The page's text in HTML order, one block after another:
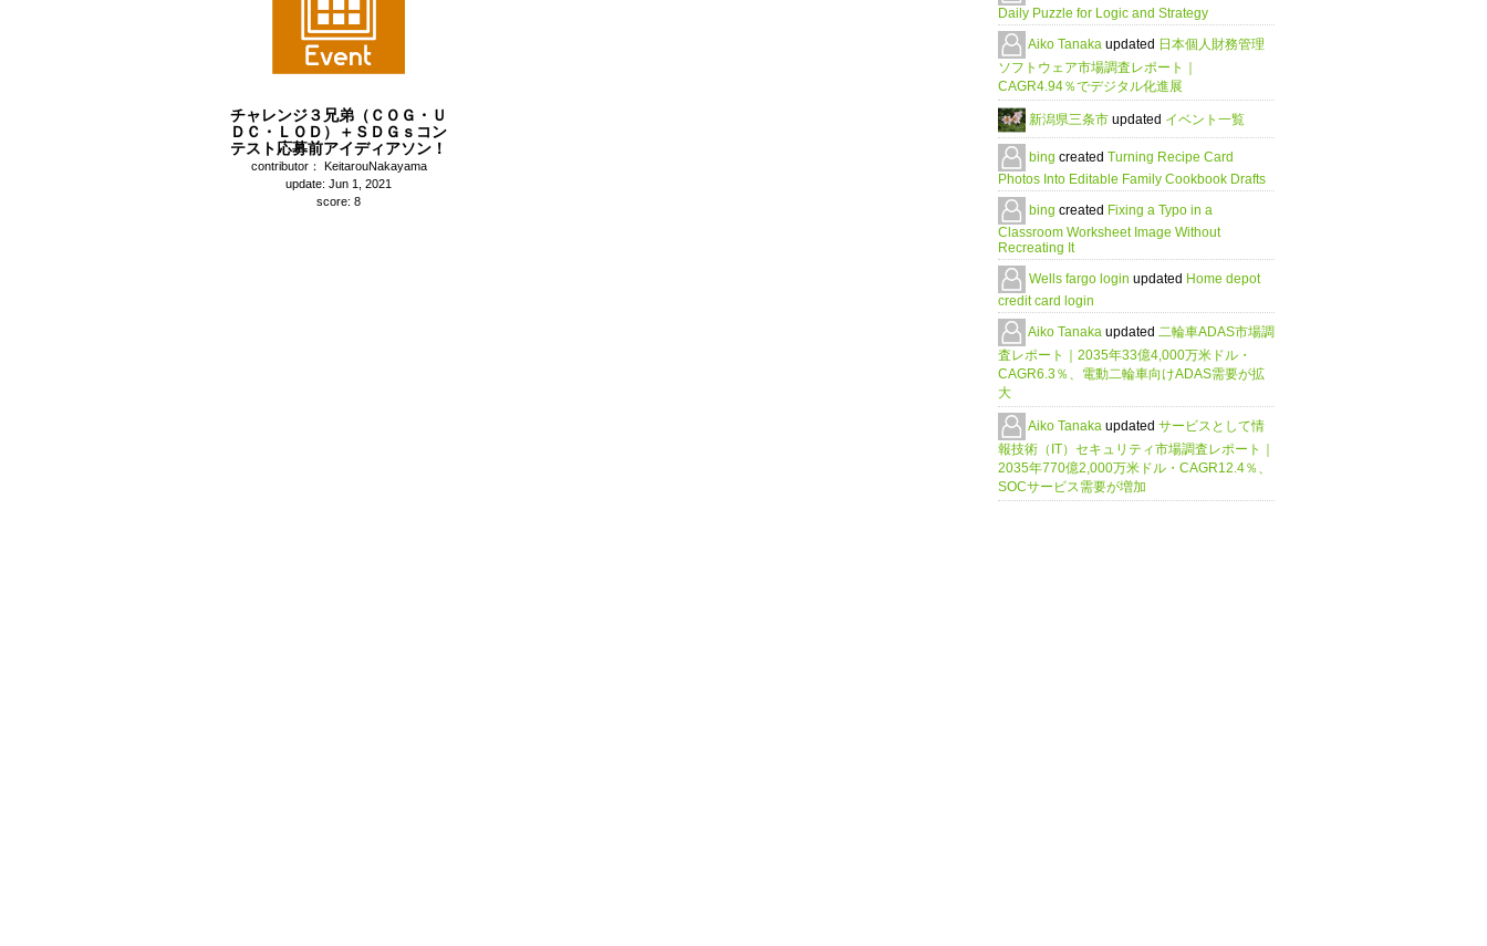
チャレンジ３兄弟（ＣＯＧ・Ｕ
ＤＣ・ＬＯＤ）＋ＳＤＧｓコン
テスト応募前アイディアソン！
contributor： KeitarouNakayama
update: Jun 1, 2021
score: 8
Daily Puzzle for Logic and Strategy
Aiko Tanaka updated 日本個人財務管理
ソフトウェア市場調査レポート｜
CAGR4.94％でデジタル化進展
新潟県三条市 updated イベント一覧
bing created Turning Recipe Card
Photos Into Editable Family Cookbook Drafts
bing created Fixing a Typo in a
Classroom Worksheet Image Without
Recreating It
Wells fargo login updated Home depot
credit card login
Aiko Tanaka updated 二輪車ADAS市場調
査レポート｜2035年33億4,000万米ドル・
CAGR6.3％、電動二輪車向けADAS需要が拡
大
Aiko Tanaka updated サービスとして情
報技術（IT）セキュリティ市場調査レポート｜
2035年770億2,000万米ドル・CAGR12.4％、
SOCサービス需要が増加